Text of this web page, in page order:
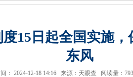
15日起全国实施
东风
间： 2024-12-18 14:16 来源：天眼查 阅读量：